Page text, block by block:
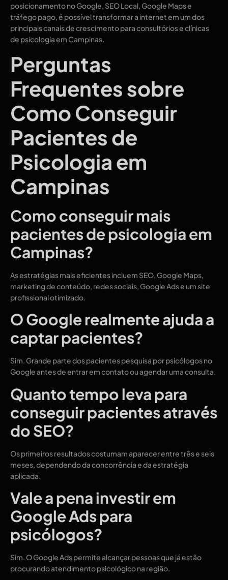
posicionamento no Google, SEO Local, Google Maps e
tráfego pago, é possível transformar a internet em um dos
principais canais de crescimento para consultórios e clínicas
de psicologia em Campinas.
Perguntas
Frequentes sobre
Como Conseguir
Pacientes de
Psicologia em
Campinas
Como conseguir mais
pacientes de psicologia em
Campinas?
As estratégias mais eficientes incluem SEO, Google Maps,
marketing de conteúdo, redes sociais, Google Ads e um site
profissional otimizado.
O Google realmente ajuda a
captar pacientes?
Sim. Grande parte dos pacientes pesquisa por psicólogos no
Google antes de entrar em contato ou agendar uma consulta.
Quanto tempo leva para
conseguir pacientes através
do SEO?
Os primeiros resultados costumam aparecer entre três e seis
meses, dependendo da concorrência e da estratégia
aplicada.
Vale a pena investir em
Google Ads para
psicólogos?
Sim. O Google Ads permite alcançar pessoas que já estão
procurando atendimento psicológico na região.